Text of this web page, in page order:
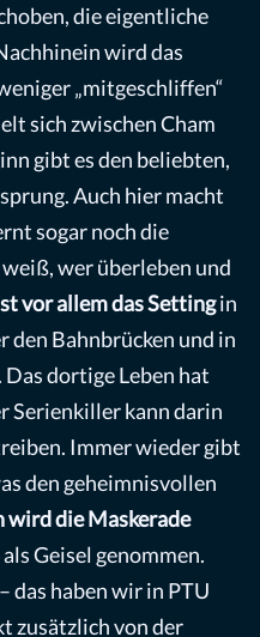
die eigentliche
wird das
„mitgeschliffen“
sich zwischen Cham
gibt es den beliebten,
Auch hier macht
sogar noch die
wer überleben und
vor allem das Settingin
den Bahnbrücken und in
dortige Leben hat
Serienkiller kann darin
Immer wieder gibt
den geheimnisvollen
wird die Maskerade
Geisel genommen.
das haben wir in PTU
zusätzlich von der